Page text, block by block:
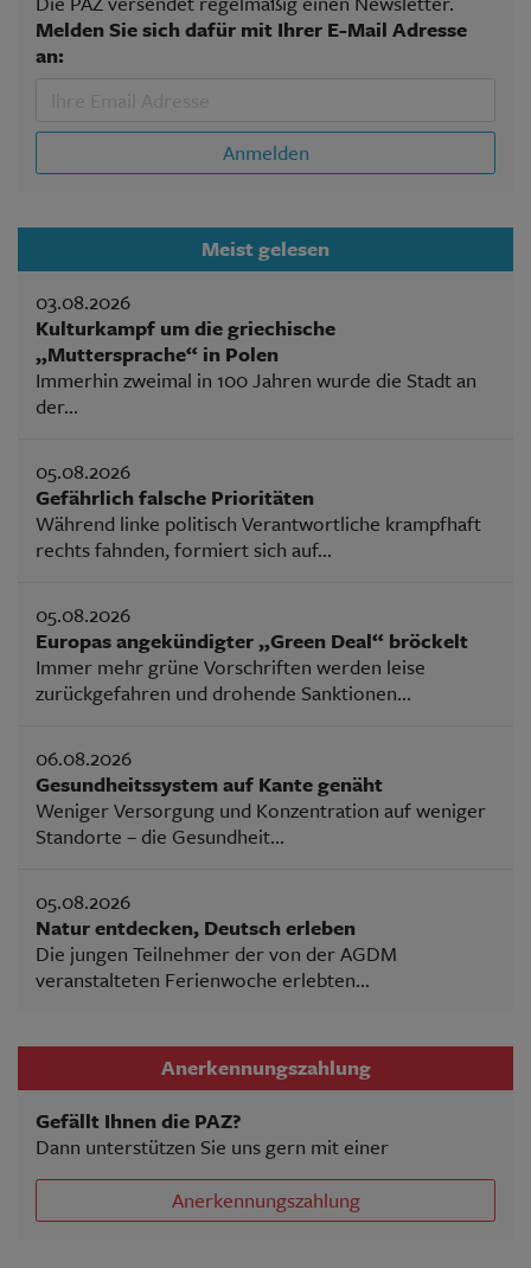
Melden Sie sich dafür mit Ihrer E-Mail Adresse
an:
Anmelden
Meist gelesen
03.08.2026
Kulturkampf um die griechische
„Muttersprache“ in Polen
Immerhin zweimal in 100 Jahren wurde die Stadt an
der...
05.08.2026
Gefährlich falsche Prioritäten
Während linke politisch Verantwortliche krampfhaft
rechts fahnden, formiert sich auf...
05.08.2026
Europas angekündigter „Green Deal“ bröckelt
Immer mehr grüne Vorschriften werden leise
zurückgefahren und drohende Sanktionen...
06.08.2026
Gesundheitssystem auf Kante genäht
Weniger Versorgung und Konzentration auf weniger
Standorte – die Gesundheit...
05.08.2026
Natur entdecken, Deutsch erleben
Die jungen Teilnehmer der von der AGDM
veranstalteten Ferienwoche erlebten...
Anerkennungszahlung
Gefällt Ihnen die PAZ?
Dann unterstützen Sie uns gern mit einer
Anerkennungszahlung